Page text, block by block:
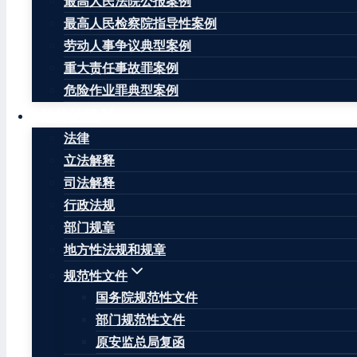
最高人民检察院指导性案例
劳动人事争议典型案例
重大责任事故罪案例
危险作业罪典型案例
法律
立法解释
司法解释
行政法规
部门规章
地方性法规和规章
规范性文件
国务院规范性文件
部门规范性文件
原安监总局复函
各省、自治区、直辖市人民政府，新疆生产建设兵团
《“十四五”国家安全生产规划》已经国务院领导同志
为全面贯彻落实习近平总书记关于安全生产工作的一
社会发展第十四个五年规划和2035年远景目标纲要》
一、现状与形势
（一）取得的进展。